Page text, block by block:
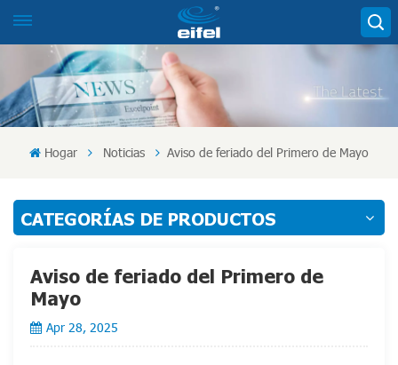
Hogar Noticias Aviso de feriado del Primero de Mayo
CATEGORÍAS DE PRODUCTOS
Aviso de feriado del Primero de
Mayo
Apr 28, 2025